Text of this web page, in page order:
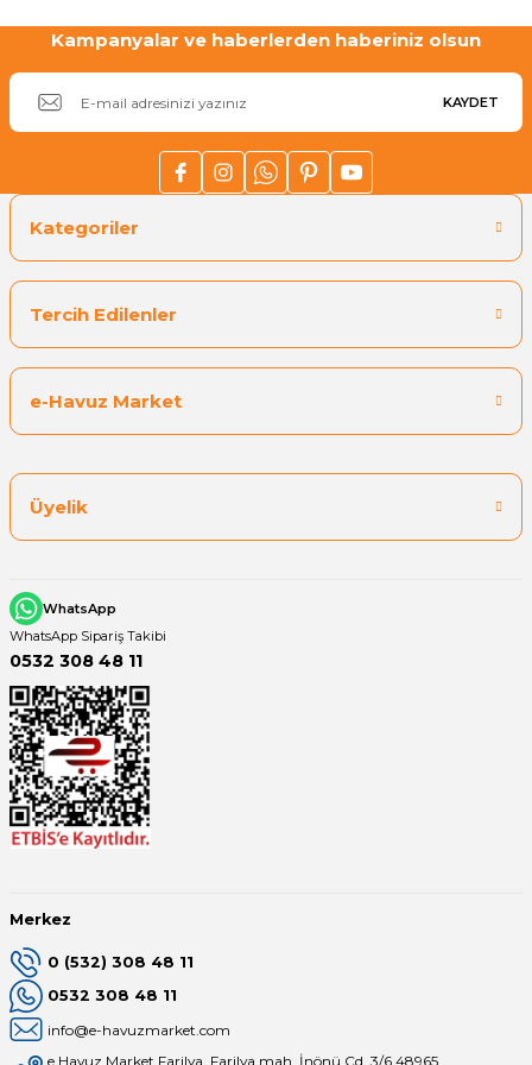
Yangın Pompası
Kampanyalar ve haberlerden haberiniz olsun
KAYDET
Kategoriler
Tercih Edilenler
e-Havuz Market
Üyelik
WhatsApp
WhatsApp Sipariş Takibi
0532 308 48 11
Merkez
0 (532) 308 48 11
0532 308 48 11
info@e-havuzmarket.com
e Havuz Market Farilya, Farilya mah, İnönü Cd. 3/6 48965